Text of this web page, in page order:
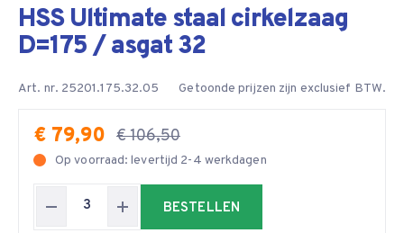
HSS Ultimate staal cirkelzaag
D=175 / asgat 32
Art. nr. 25201.175.32.05 Getoonde prijzen zijn exclusief BTW.
€ 79,90 € 106,50
Op voorraad: levertijd 2-4 werkdagen
BESTELLEN